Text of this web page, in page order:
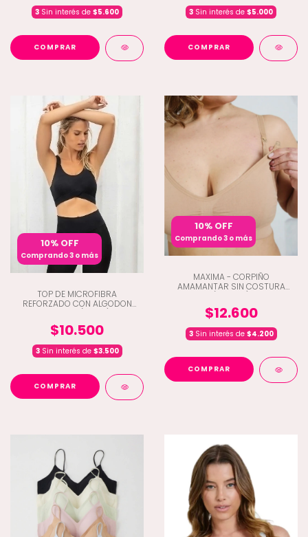
3 Sin interés de $5.600
COMPRAR
3 Sin interés de $5.000
COMPRAR
10% OFF
Comprando 3 o más
TOP DE MICROFIBRA
REFORZADO CON ALGODON
$10.500
3Sin interés de $3.500
COMPRAR
10% OFF
Comprando 3 o más
MAXIMA - CORPIÑO
AMAMANTAR SIN COSTURA
$12.600
3Sin interés de $4.200
COMPRAR